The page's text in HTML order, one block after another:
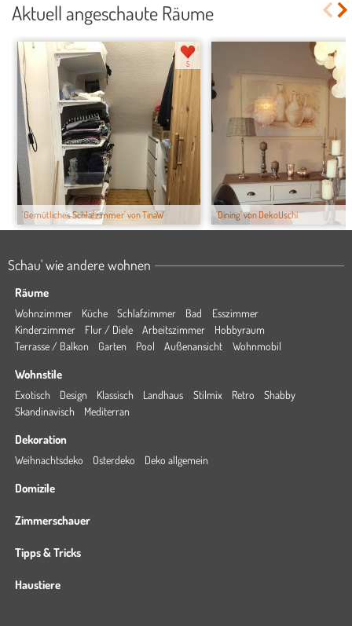
Aktuell angeschaute Räume
'Gemütliches Schlafzimmer' von TinaW
5
'Dining' von DekoUschi
Schau' wie andere wohnen
Räume
Wohnzimmer Küche Schlafzimmer Bad
Esszimmer
Kinderzimmer
Flur / Diele Arbeitszimmer
Hobbyraum
Terrasse / Balkon
Garten Pool Außenansicht Wohnmobil
Wohnstile
Exotisch Design Klassisch Landhaus Stilmix Retro
Shabby
Skandinavisch
Mediterran
Dekoration
Weihnachtsdeko Osterdeko Deko allgemein
Domizile
Zimmerschauer
Tipps & Tricks
Haustiere